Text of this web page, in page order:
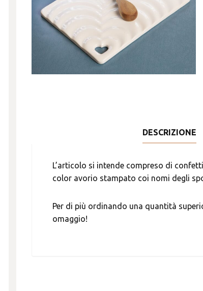
DESCRIZIONE
L’articolo si intende compreso di
color avorio stampato coi nomi degli
Per di più ordinando una quantità
omaggio!